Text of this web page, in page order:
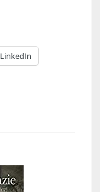
LinkedIn